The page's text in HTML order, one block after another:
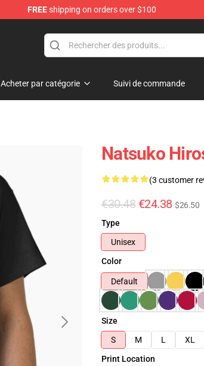
FREEshipping on orders over $100
Acheter par catégorie Suivi de commande
Natsuko
(3 customer
€30.48 €24.38 $26.50
Type
Unisex
Color
Default
Size
S
M L XL
Print Location